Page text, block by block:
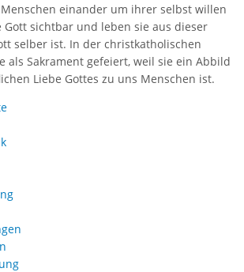
einander um ihrer selbst willen
Gott sichtbar und leben sie aus dieser
selber ist. In der christkatholischen
als Sakrament gefeiert, weil sie ein Abbild
Liebe Gottes zu uns Menschen ist.